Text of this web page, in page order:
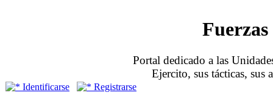
Portal dedicado a las
Ejercito, sus tácticas, sus
Identificarse Registrarse